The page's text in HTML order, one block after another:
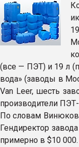
(все — ПЭТ) и 19 л
вода» (заводы в
Van Leer, шесть
производители
По словам
Гендиректор
примерно в $10 000.